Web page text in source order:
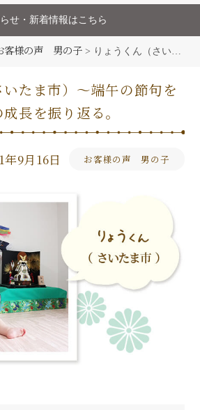
せ・新着情報はこちら
客様の声 男の子 > りょうくん（さいたま市）〜端午の節句を祝う度に息子の成長を振り返る。
たま市）〜端午の節句を
長を振り返る。
年9月16日 お客様の声 男の子